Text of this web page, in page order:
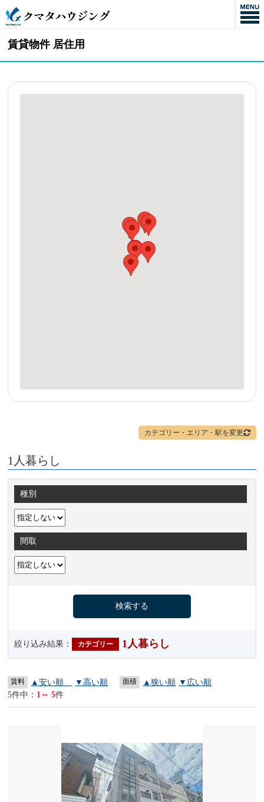
賃貸物件 居住用
カテゴリー・エリア・駅を変更
1人暮らし
種別
間取
絞り込み結果： カテゴリー 1人暮らし
賃料 ▲安い順 ▼高い順 面積 ▲狭い順 ▼広い順
5件中： 1～ 5件